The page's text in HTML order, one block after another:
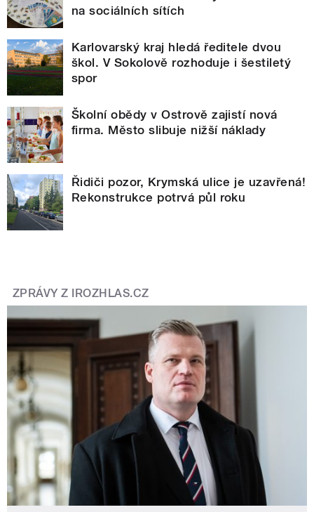
na sociálních sítích
Karlovarský kraj hledá ředitele dvou
škol. V Sokolově rozhoduje i šestiletý
spor
Školní obědy v Ostrově zajistí nová
firma. Město slibuje nižší náklady
Řidiči pozor, Krymská ulice je uzavřená!
Rekonstrukce potrvá půl roku
ZPRÁVY Z IROZHLAS.CZ